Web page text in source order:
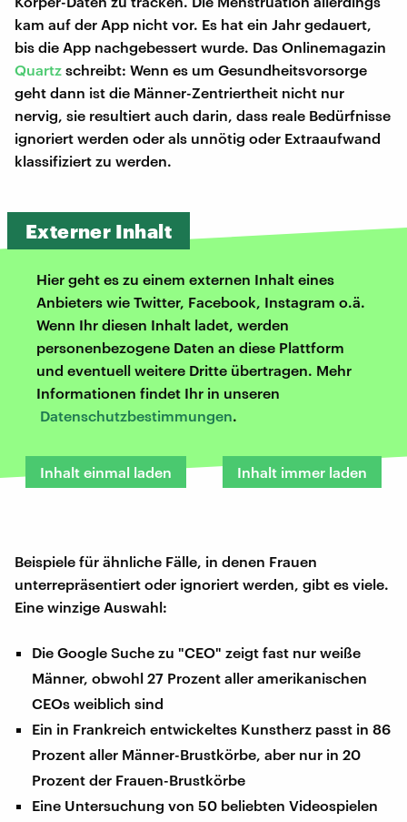
kam auf der App nicht vor. Es hat ein Jahr gedauert,
bis die App nachgebessert wurde. Das Onlinemagazin
Quartz schreibt: Wenn es um Gesundheitsvorsorge
geht dann ist die Männer-Zentriertheit nicht nur
nervig, sie resultiert auch darin, dass reale Bedürfnisse
ignoriert werden oder als unnötig oder Extraaufwand
klassifiziert zu werden.
Externer Inhalt
Hier geht es zu einem externen Inhalt eines
Anbieters wie Twitter, Facebook, Instagram o.ä.
Wenn Ihr diesen Inhalt ladet, werden
personenbezogene Daten an diese Plattform
und eventuell weitere Dritte übertragen. Mehr
Informationen findet Ihr in unseren
Datenschutzbestimmungen.
Inhalt einmal laden Inhalt immer laden
Beispiele für ähnliche Fälle, in denen Frauen
unterrepräsentiert oder ignoriert werden, gibt es viele.
Eine winzige Auswahl:
Die Google Suche zu "CEO" zeigt fast nur weiße
Männer, obwohl 27 Prozent aller amerikanischen
CEOs weiblich sind
Ein in Frankreich entwickeltes Kunstherz passt in 86
Prozent aller Männer-Brustkörbe, aber nur in 20
Prozent der Frauen-Brustkörbe
Eine Untersuchung von 50 beliebten Videospielen